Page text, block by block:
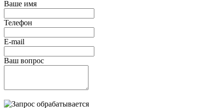
Ваше имя
Телефон
E-mail
Ваш вопрос